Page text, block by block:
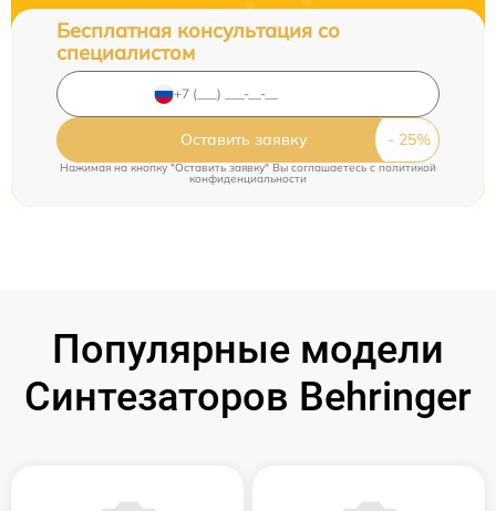
Бесплатная консультация со
специалистом
Оставить заявку
Нажимая на кнопку "Оставить заявку" Вы соглашаетесь cполитикой
конфиденциальности
Популярные модели
Синтезаторов Behringer